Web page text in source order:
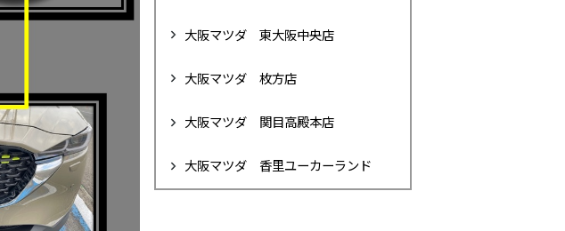
大阪マツダ 東大阪中央店
大阪マツダ 枚方店
大阪マツダ 関目高殿本店
大阪マツダ 香里ユーカーランド